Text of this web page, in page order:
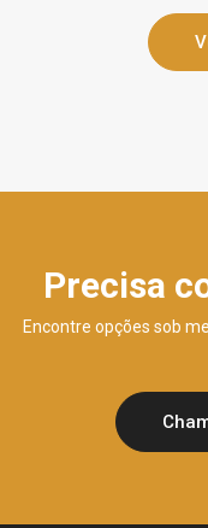
Precisa
Encontre opções sob